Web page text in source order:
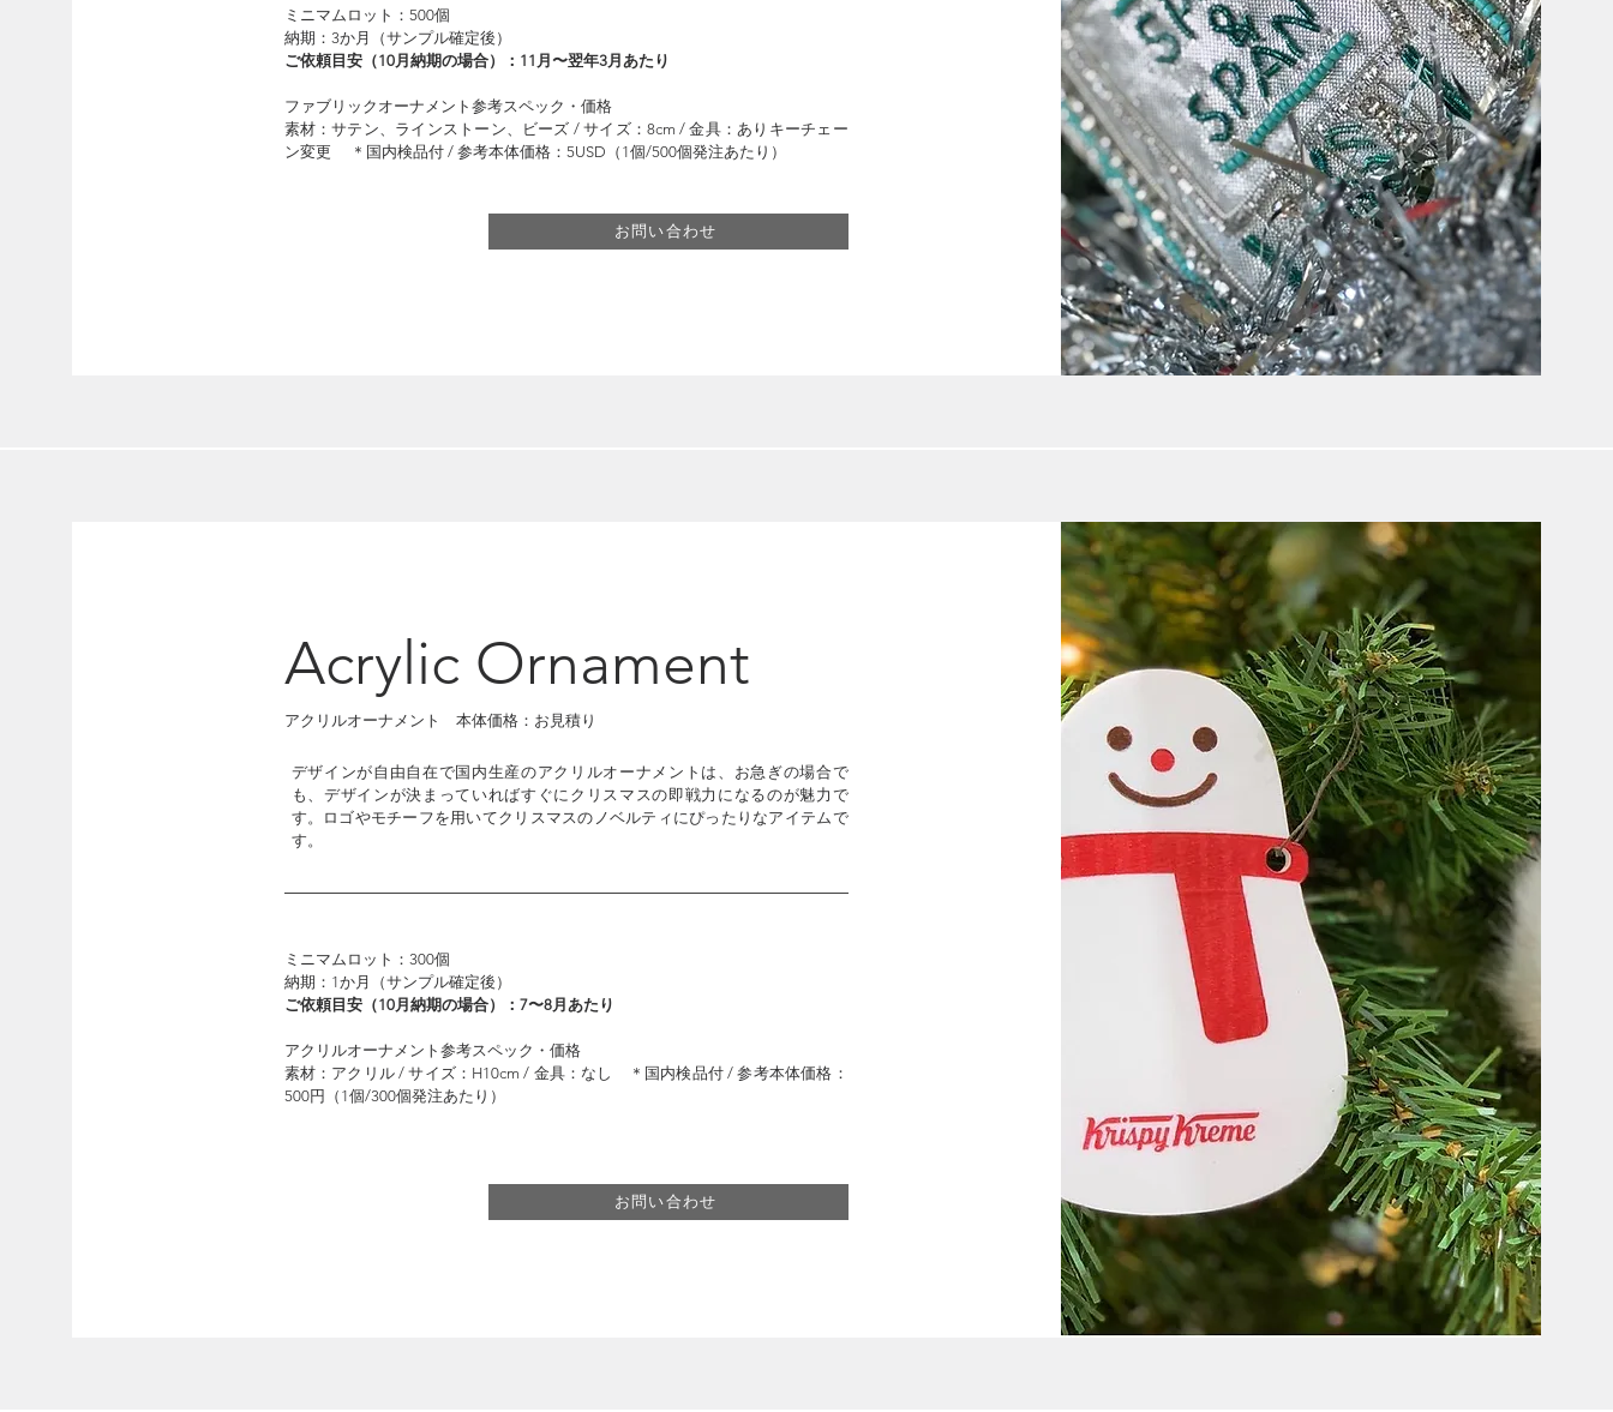
ミニマムロット：500個
納期：3か月（サンプル確定後）
ご依頼目安（10月納期の場合）：11月〜翌年3月あたり
ファブリックオーナメント参考スペック・価格
素材：サテン、ラインストーン、ビーズ / サイズ：8cm / 金具：ありキーチェー
ン変更 ＊国内検品付 / 参考本体価格：5USD（1個/500個発注あたり）
お問い合わせ
Acrylic Ornament
​アクリルオーナメント 本体価格：お見積り
デザインが自由自在で国内生産のアクリルオーナメントは、お急ぎの場合で
も、デザインが決まっていればすぐにクリスマスの即戦力になるのが魅力で
す。ロゴやモチーフを用いてクリスマスのノベルティにぴったりなアイテムで
す。
ミニマムロット：300個
納期：1か月（サンプル確定後）
ご依頼目安（10月納期の場合）：7〜8月あたり
アクリルオーナメント参考スペック・価格
素材：アクリル / サイズ：H10cm / 金具：なし ＊国内検品付 / 参考本体価格：
500円（1個/300個発注あたり）
お問い合わせ